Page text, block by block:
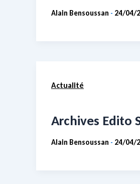
Alain Bensoussan - 24/04/
Actualité
Archives Edito
Alain Bensoussan - 24/04/